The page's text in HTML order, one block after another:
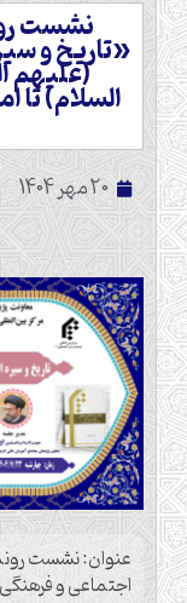
نشست
«تاریخ و
(علیهم
السلام) تا
20 مهر 1404
عنوان: نشست
اجتماعی و